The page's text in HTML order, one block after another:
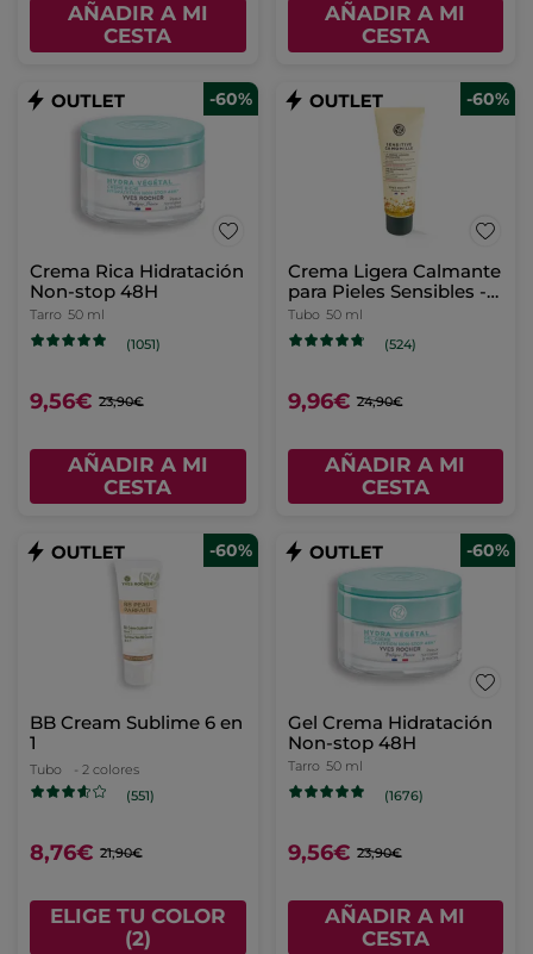
AÑADIR A MI
CESTA
AÑADIR A MI
CESTA
-60%
Crema Rica Hidratación
Non-stop 48H
Tarro 50 ml
(1051)
9,56€ 23,90€
AÑADIR A MI
CESTA
-60%
Crema Ligera Calmante
para Pieles Sensibles -
50ml
Tubo 50 ml
(524)
9,96€ 24,90€
AÑADIR A MI
CESTA
-60%
BB Cream Sublime 6 en
1
Tubo
- 2 colores
(551)
8,76€ 21,90€
ELIGE TU COLOR
(2)
-60%
Gel Crema Hidratación
Non-stop 48H
Tarro 50 ml
(1676)
9,56€ 23,90€
AÑADIR A MI
CESTA